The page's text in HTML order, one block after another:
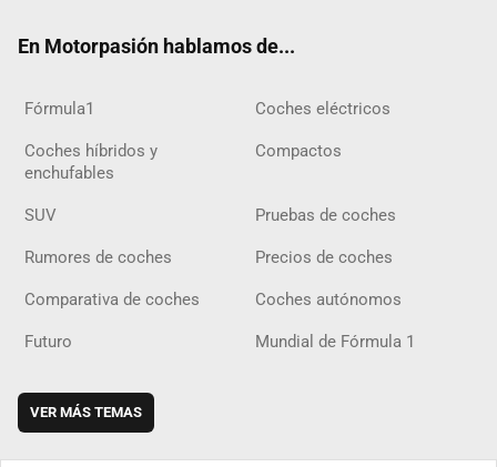
En Motorpasión hablamos de...
Fórmula1 Coches eléctricos
Coches híbridos y
enchufables
Compactos
SUV Pruebas de coches
Rumores de coches Precios de coches
Comparativa de coches Coches autónomos
Futuro Mundial de Fórmula 1
VER MÁS TEMAS